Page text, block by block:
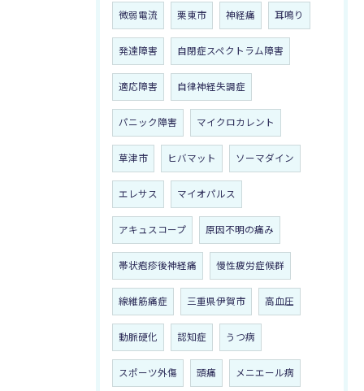
微弱電流 栗東市 神経痛 耳鳴り
発達障害 自閉症スペクトラム障害
適応障害 自律神経失調症
パニック障害 マイクロカレント
草津市 ヒバマット ソーマダイン
エレサス マイオパルス
アキュスコープ 原因不明の痛み
帯状疱疹後神経痛 慢性疲労症候群
線維筋痛症 三重県伊賀市 高血圧
動脈硬化 認知症 うつ病
スポーツ外傷 頭痛 メニエール病